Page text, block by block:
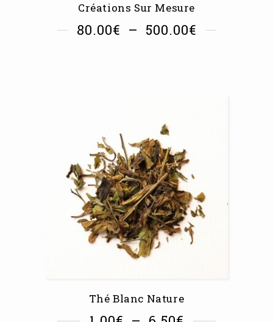
Créations Sur Mesure
80.00€ – 500.00€
Thé Blanc Nature